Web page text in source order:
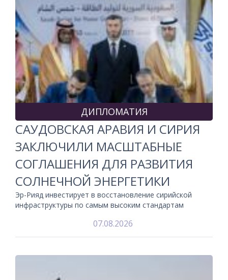
ДИПЛОМАТИЯ
САУДОВСКАЯ АРАВИЯ И СИРИЯ
ЗАКЛЮЧИЛИ МАСШТАБНЫЕ
СОГЛАШЕНИЯ ДЛЯ РАЗВИТИЯ
СОЛНЕЧНОЙ ЭНЕРГЕТИКИ
Эр-Рияд инвестирует в восстановление сирийской
инфраструктуры по самым высоким стандартам
07.08.2026